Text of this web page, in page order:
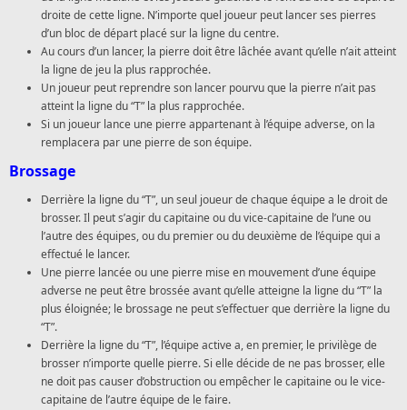
droite de cette ligne. N’importe quel joueur peut lancer ses pierres
d’un bloc de départ placé sur la ligne du centre.
Au cours d’un lancer, la pierre doit être lâchée avant qu’elle n’ait atteint
la ligne de jeu la plus rapprochée.
Un joueur peut reprendre son lancer pourvu que la pierre n’ait pas
atteint la ligne du “T” la plus rapprochée.
Si un joueur lance une pierre appartenant à l’équipe adverse, on la
remplacera par une pierre de son équipe.
Brossage
Derrière la ligne du “T”, un seul joueur de chaque équipe a le droit de
brosser. Il peut s’agir du capitaine ou du vice-capitaine de l’une ou
l’autre des équipes, ou du premier ou du deuxième de l’équipe qui a
effectué le lancer.
Une pierre lancée ou une pierre mise en mouvement d’une équipe
adverse ne peut être brossée avant qu’elle atteigne la ligne du “T” la
plus éloignée; le brossage ne peut s’effectuer que derrière la ligne du
“T”.
Derrière la ligne du “T”, l’équipe active a, en premier, le privilège de
brosser n’importe quelle pierre. Si elle décide de ne pas brosser, elle
ne doit pas causer d’obstruction ou empêcher le capitaine ou le vice-
capitaine de l’autre équipe de le faire.